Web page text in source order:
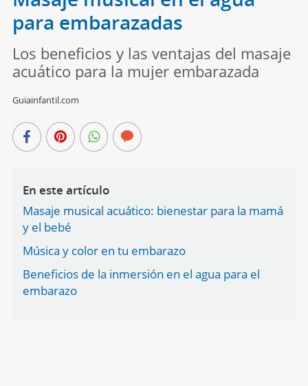
para embarazadas
Los beneficios y las ventajas del masaje
acuático para la mujer embarazada
Guiainfantil.com
En este artículo
Masaje musical acuático: bienestar para la mamá
y el bebé
Música y color en tu embarazo
Beneficios de la inmersión en el agua para el
embarazo